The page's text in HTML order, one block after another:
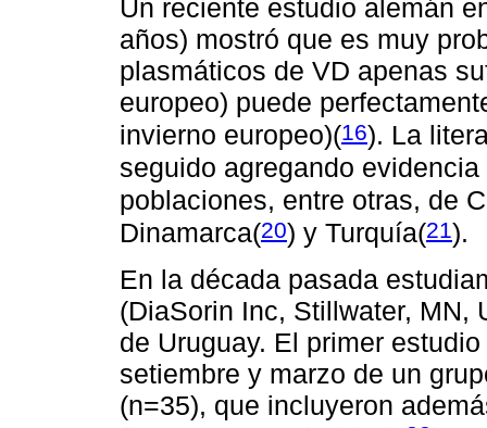
Un reciente estudio alemán
años) mostró que es muy
plasmáticos de VD apenas
europeo) puede
invierno europeo)(16). La
seguido agregando
poblaciones, entre otras, de
Dinamarca(20) y Turquía(21).
En la década pasada
(DiaSorin Inc, Stillwater, MN,
de Uruguay. El primer
setiembre y marzo de un
(n=35), que incluyeron